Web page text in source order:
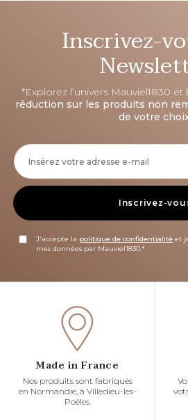
Inscrivez-
*Explorez l’univers Mauviel1830
réduction sur les produits non
de votre
Inscrivez-
J'accepte la politique de confidentialité et
mes données par Mauviel1830.*
Made in France
Nos produits sont fabriqués
en Normandie, à Villedieu-les-
Poêles.